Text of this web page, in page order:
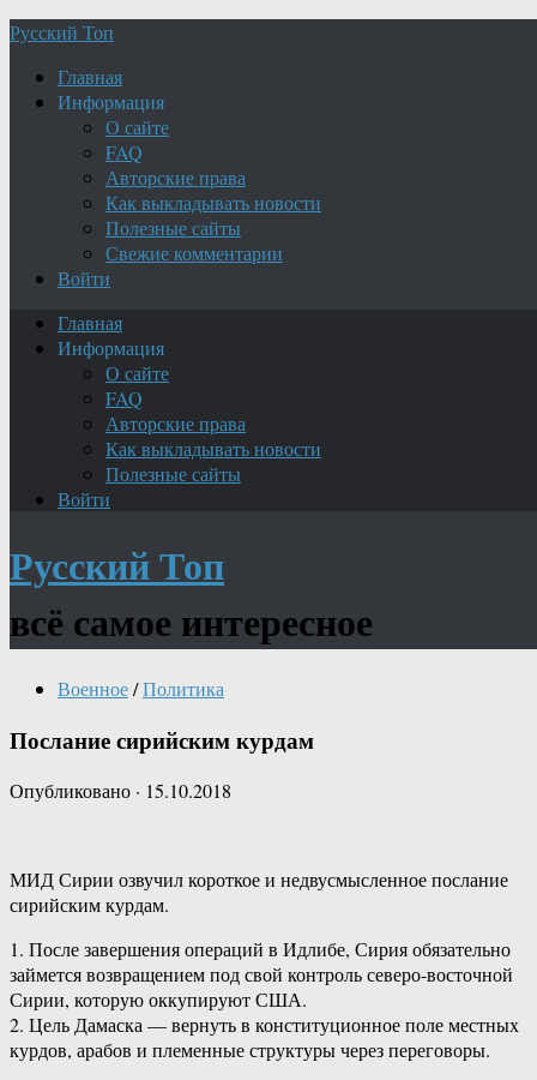
Русский Топ
Главная
Информация
О сайте
FAQ
Авторские права
Как выкладывать новости
Полезные сайты
Свежие комментарии
Войти
Главная
Информация
О сайте
FAQ
Авторские права
Как выкладывать новости
Полезные сайты
Войти
Русский Топ
всё самое интересное
Военное/Политика
Послание сирийским курдам
Опубликовано · 15.10.2018
МИД Сирии озвучил короткое и недвусмысленное послание
сирийским курдам.
1. После завершения операций в Идлибе, Сирия обязательно
займется возвращением под свой контроль северо-восточной
Сирии, которую оккупируют США.
2. Цель Дамаска — вернуть в конституционное поле местных
курдов, арабов и племенные структуры через переговоры.